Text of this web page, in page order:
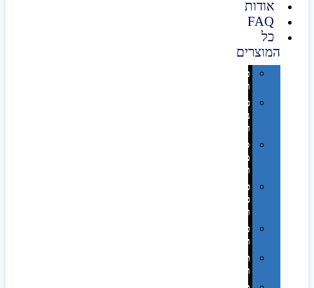
אודות
FAQ
כל
המוצרים
טכנולוגיה
וגאדג'טים
פנאי,
נופש
ונסיעות
סביבת
משרד
ופרימיום
כלים,
פנסים
ורכב
טקסטיל
וחורף
תיקים
ומזוודות